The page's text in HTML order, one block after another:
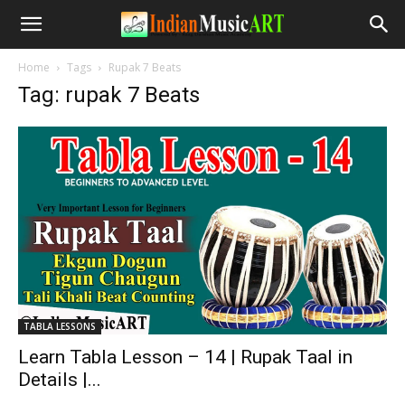
Home Tags Rupak 7 Beats
Tag: rupak 7 Beats
TABLA LESSONS
Learn Tabla Lesson – 14 | Rupak Taal in
Details |...